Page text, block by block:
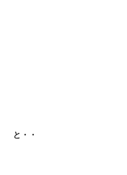
と・・